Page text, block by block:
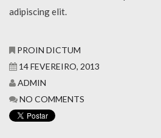
adipiscing elit.
PROIN DICTUM
14 FEVEREIRO, 2013
ADMIN
NO COMMENTS